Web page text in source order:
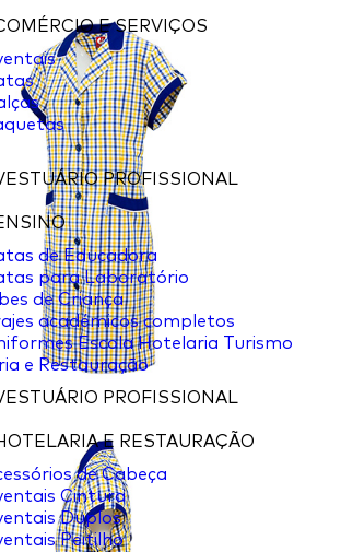
E SERVIÇOS
PROFISSIONAL
de Educadora
para Laboratório
de Criança
académicos completos
Escola Hotelaria Turismo
e Restauração
PROFISSIONAL
E RESTAURAÇÃO
de Cabeça
Cintura
Duplos
Peitilho